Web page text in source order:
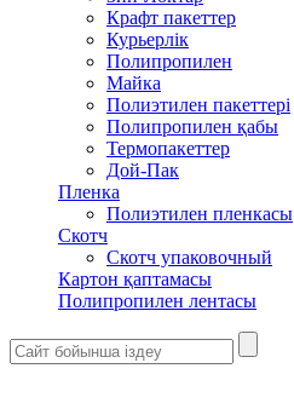
Крафт пакеттер
Курьерлік
Полипропилен
Майка
Полиэтилен пакеттері
Полипропилен қабы
Термопакеттер
Дой-Пак
Пленка
Полиэтилен пленкасы
Скотч
Скотч упаковочный
Картон қаптамасы
Полипропилен лентасы